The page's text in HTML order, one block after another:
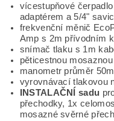
vícestupňové
adaptérem a 5/4"
frekvenční měnič
Amp s 2m přívodním
snímač tlaku s 1m
pěticestnou
manometr průměr
vyrovnávací tlakovou
INSTALAČNÍ sadu
přechodky, 1x
mosazné svěrné